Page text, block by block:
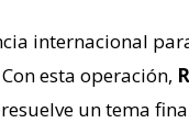
internacional
Con esta operación,
un tema